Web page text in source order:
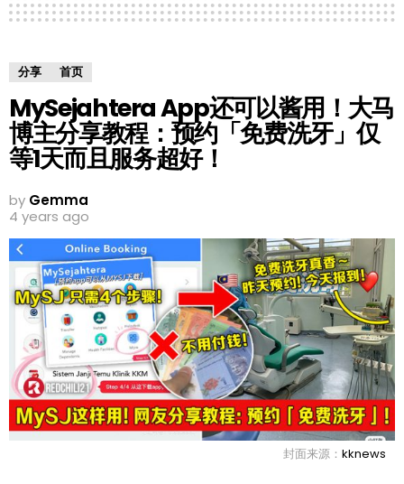
分享 首页
MySejahtera App还可以酱用！大马
博主分享教程：预约「免费洗牙」仅
等1天而且服务超好！
by Gemma
4 years ago
封面来源： kknews